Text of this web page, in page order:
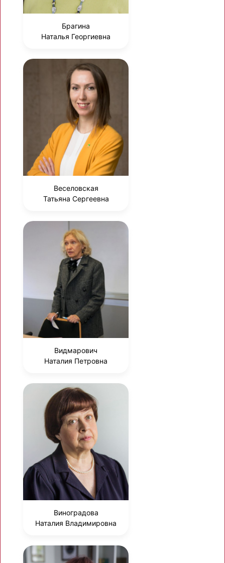
Брагина
Наталья Георгиевна
Веселовская
Татьяна Сергеевна
Видмарович
Наталия Петровна
Виноградова
Наталия Владимировна